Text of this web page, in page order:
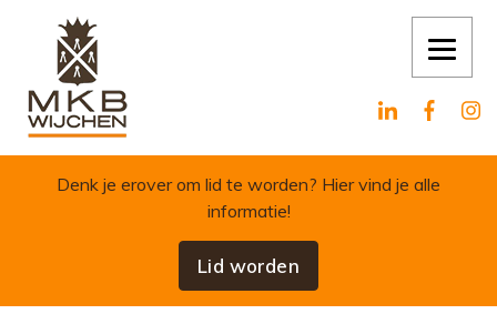
Skip to content
Denk je erover om lid te worden? Hier vind je alle
informatie!
Lid worden